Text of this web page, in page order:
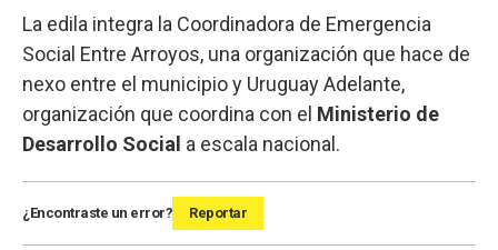
La edila integra la Coordinadora de Emergencia
Social Entre Arroyos, una organización que hace de
nexo entre el municipio y Uruguay Adelante,
organización que coordina con el Ministerio de
Desarrollo Social a escala nacional.
¿Encontraste un error? Reportar